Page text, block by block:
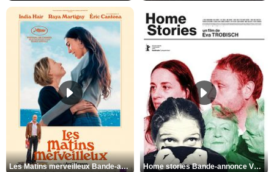
Les Matins merveilleux Bande-annonce VF Home stories Bande-annonce VO STFR